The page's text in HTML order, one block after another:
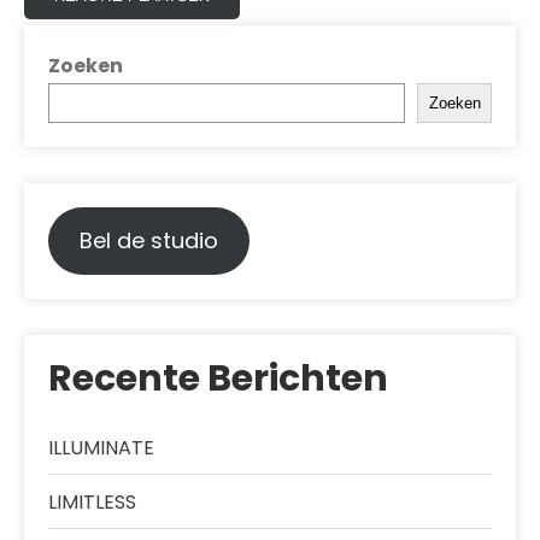
Zoeken
Zoeken
Bel de studio
Recente Berichten
ILLUMINATE
LIMITLESS